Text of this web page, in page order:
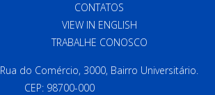
CONTATOS
VIEW IN ENGLISH
TRABALHE CONOSCO
Rua do Comércio, 3000, Bairro Universitário.
CEP: 98700-000